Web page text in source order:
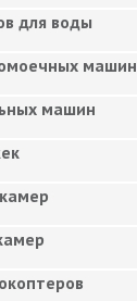
для воды
машин
машин